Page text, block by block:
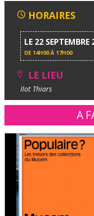
HORAIRES
LE 22 SEPTEMBRE
DE 14H00 À 17H00
LE LIEU
Ilot Thiars
A